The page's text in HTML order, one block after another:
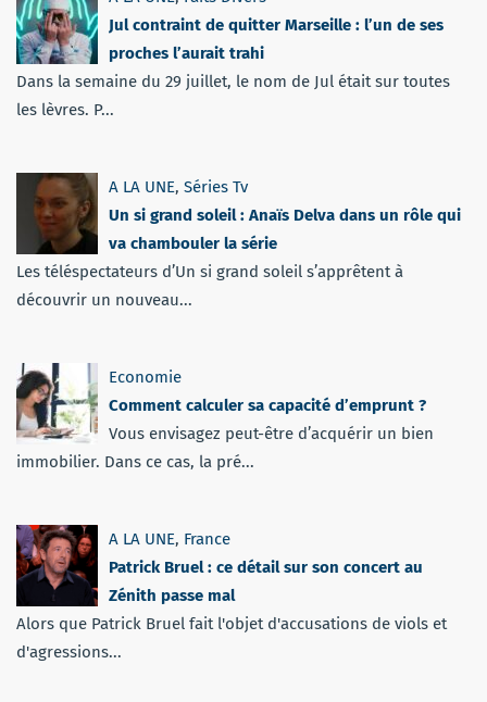
Jul contraint de quitter Marseille : l’un de ses
proches l’aurait trahi
Dans la semaine du 29 juillet, le nom de Jul était sur toutes
les lèvres. P...
A LA UNE, Séries Tv
Un si grand soleil : Anaïs Delva dans un rôle qui
va chambouler la série
Les téléspectateurs d’Un si grand soleil s’apprêtent à
découvrir un nouveau...
Economie
Comment calculer sa capacité d’emprunt ?
Vous envisagez peut-être d’acquérir un bien
immobilier. Dans ce cas, la pré...
A LA UNE, France
Patrick Bruel : ce détail sur son concert au
Zénith passe mal
Alors que Patrick Bruel fait l'objet d'accusations de viols et
d'agressions...